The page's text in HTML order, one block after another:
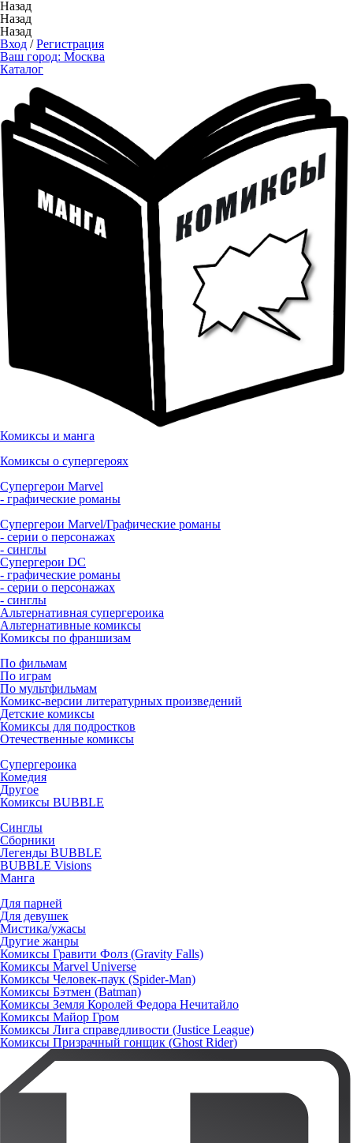
Назад
Назад
Назад
Вход /Регистрация
Ваш город: Москва
Каталог
Комиксы и манга
Комиксы о супергероях
Супергерои Marvel
- графические романы
Супергерои Marvel/Графические романы
- серии о персонажах
- синглы
Супергерои DC
- графические романы
- серии о персонажах
- синглы
Альтернативная супергероика
Альтернативные комиксы
Комиксы по франшизам
По фильмам
По играм
По мультфильмам
Комикс-версии литературных произведений
Детские комиксы
Комиксы для подростков
Отечественные комиксы
Супергероика
Комедия
Другое
Комиксы BUBBLE
Синглы
Сборники
Легенды BUBBLE
BUBBLE Visions
Манга
Для парней
Для девушек
Мистика/ужасы
Другие жанры
Комиксы Гравити Фолз (Gravity Falls)
Комиксы Marvel Universe
Комиксы Человек-паук (Spider-Man)
Комиксы Бэтмен (Batman)
Комиксы Земля Королей Федора Нечитайло
Комиксы Майор Гром
Комиксы Лига справедливости (Justice League)
Комиксы Призрачный гонщик (Ghost Rider)